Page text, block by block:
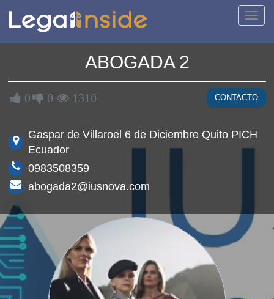
ABOGADA 2
0 0 1310 CONTACTO
Gaspar de Villaroel 6 de Diciembre Quito PICH
Ecuador
0983508359
abogada2@iusnova.com